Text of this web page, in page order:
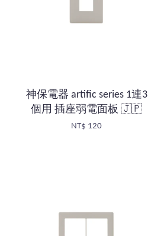
神保電器 artific series 1連3
個用 插座弱電面板 🇯🇵
NT$ 120